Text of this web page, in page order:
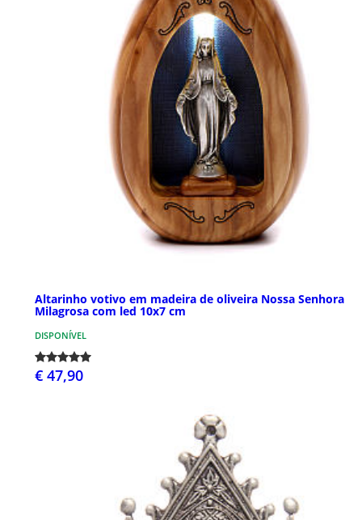
Altarinho votivo em madeira de oliveira Nossa Senhora
Milagrosa com led 10x7 cm
DISPONÍVEL
€ 47,90